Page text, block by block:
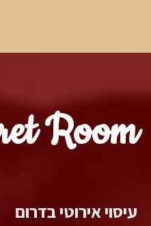
Room
עיסוי אירוטי בדרום